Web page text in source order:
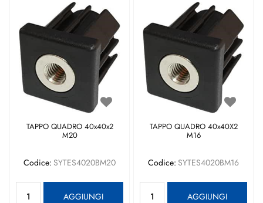
TAPPO QUADRO 40x40x2
M20
Codice: SYTES4020BM20
AGGIUNGI
TAPPO QUADRO 40x40X2
M16
Codice: SYTES4020BM16
AGGIUNGI